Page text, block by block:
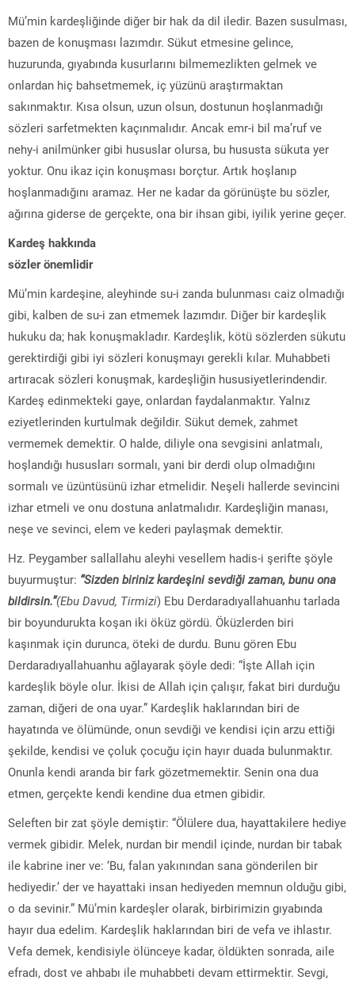
Mü’min kardeşliğinde diğer bir hak da dil iledir. Bazen susulması,
bazen de konuşması lazımdır. Sükut etmesine gelince,
huzurunda, gıyabında kusurlarını bilmemezlikten gelmek ve
onlardan hiç bahsetmemek, iç yüzünü araştırmaktan
sakınmaktır. Kısa olsun, uzun olsun, dostunun hoşlanmadığı
sözleri sarfetmekten kaçınmalıdır. Ancak emr-i bil ma’ruf ve
nehy-i anilmünker gibi hususlar olursa, bu hususta sükuta yer
yoktur. Onu ikaz için konuşması borçtur. Artık hoşlanıp
hoşlanmadığını aramaz. Her ne kadar da görünüşte bu sözler,
ağırına giderse de gerçekte, ona bir ihsan gibi, iyilik yerine geçer.
Kardeş hakkında
sözler önemlidir
Mü’min kardeşine, aleyhinde su-i zanda bulunması caiz olmadığı
gibi, kalben de su-i zan etmemek lazımdır. Diğer bir kardeşlik
hukuku da; hak konuşmakladır. Kardeşlik, kötü sözlerden sükutu
gerektirdiği gibi iyi sözleri konuşmayı gerekli kılar. Muhabbeti
artıracak sözleri konuşmak, kardeşliğin hususiyetlerindendir.
Kardeş edinmekteki gaye, onlardan faydalanmaktır. Yalnız
eziyetlerinden kurtulmak değildir. Sükut demek, zahmet
vermemek demektir. O halde, diliyle ona sevgisini anlatmalı,
hoşlandığı hususları sormalı, yani bir derdi olup olmadığını
sormalı ve üzüntüsünü izhar etmelidir. Neşeli hallerde sevincini
izhar etmeli ve onu dostuna anlatmalıdır. Kardeşliğin manası,
neşe ve sevinci, elem ve kederi paylaşmak demektir.
Hz. Peygamber sallallahu aleyhi vesellem hadis-i şerifte şöyle
buyurmuştur: “Sizden biriniz kardeşini sevdiği zaman, bunu ona
bildirsin.”(Ebu Davud, Tirmizi) Ebu Derdaradıyallahuanhu tarlada
bir boyundurukta koşan iki öküz gördü. Öküzlerden biri
kaşınmak için durunca, öteki de durdu. Bunu gören Ebu
Derdaradıyallahuanhu ağlayarak şöyle dedi: “İşte Allah için
kardeşlik böyle olur. İkisi de Allah için çalışır, fakat biri durduğu
zaman, diğeri de ona uyar.” Kardeşlik haklarından biri de
hayatında ve ölümünde, onun sevdiği ve kendisi için arzu ettiği
şekilde, kendisi ve çoluk çocuğu için hayır duada bulunmaktır.
Onunla kendi aranda bir fark gözetmemektir. Senin ona dua
etmen, gerçekte kendi kendine dua etmen gibidir.
Seleften bir zat şöyle demiştir: “Ölülere dua, hayattakilere hediye
vermek gibidir. Melek, nurdan bir mendil içinde, nurdan bir tabak
ile kabrine iner ve: ‘Bu, falan yakınından sana gönderilen bir
hediyedir.’ der ve hayattaki insan hediyeden memnun olduğu gibi,
o da sevinir.” Mü’min kardeşler olarak, birbirimizin gıyabında
hayır dua edelim. Kardeşlik haklarından biri de vefa ve ihlastır.
Vefa demek, kendisiyle ölünceye kadar, öldükten sonrada, aile
efradı, dost ve ahbabı ile muhabbeti devam ettirmektir. Sevgi,